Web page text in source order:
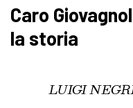
Caro
la storia
LUIGI